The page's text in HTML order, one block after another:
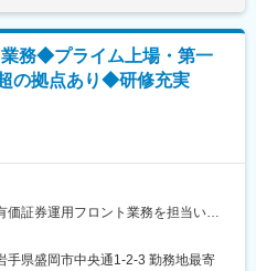
100店舗を超える拠点
である岩手銀行は「地域社会の発
する」という理念を掲げ、東証プ
する第一地方銀行です。
ています。
て、公的資格の取得を目指す行員
リングの機会を与える制度「キャ
実施しています。
は公募制も採用し、より挑戦意欲
を支援しています。
担い手である「人」であり、
域社会の発展につながっていくと
し続ける今こそ、環境の変化に力
業務◆プライム上場・第一
の拠点あり◆研修充実
価証券運用フロント業務を担当いた
等の市場運用業務をお任せします。
手県盛岡市中央通1-2-3 勤務地最寄